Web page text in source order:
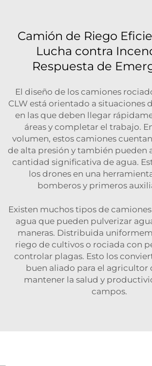
Camión de Riego
Lucha contra
Respuesta de
El diseño de los camiones
CLW está orientado a situaciones
en las que deben llegar
áreas y completar el trabajo.
volumen, estos camiones
de alta presión y también pueden
cantidad significativa de agua.
los drones en una
bomberos y primeros
Existen muchos tipos de
agua que pueden pulverizar
maneras. Distribuida
riego de cultivos o rociada con
controlar plagas. Esto los
buen aliado para el agricultor
mantener la salud y
campos.